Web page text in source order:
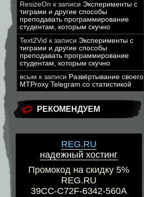
ResizeOn к записи Эксперименты с
тиграми и другие способы
преподавать программирование
студентам, которым скучно
Text2Vid к записи Эксперименты с
тиграми и другие способы
преподавать программирование
студентам, которым скучно
всым к записи Развёртывание своего
MTProxy Telegram со статистикой
РЕКОМЕНДУЕМ
REG.RU
надежный хостинг
Промокод на скидку 5%
REG.RU
39CC-C72F-6342-560A